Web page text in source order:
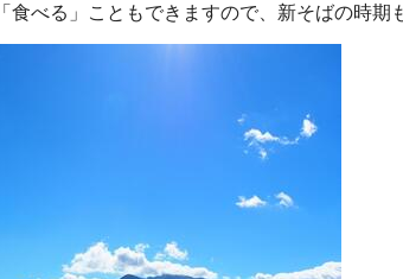
べる」こともできますので、新そばの時期